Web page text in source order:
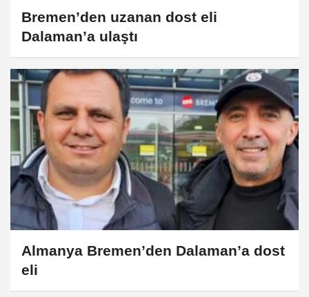
Bremen’den uzanan dost eli
Dalaman’a ulaştı
Almanya Bremen’den Dalaman’a dost
eli